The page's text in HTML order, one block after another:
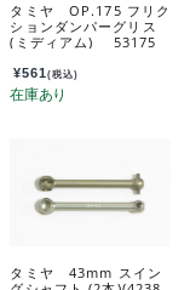
タミヤ OP.175 フリク
ションダンパーグリス
(ミディアム) 53175
¥561(税込)
タミヤ 43mm スイン